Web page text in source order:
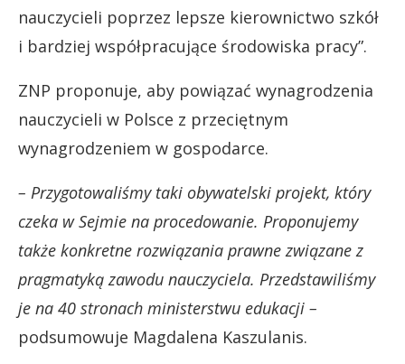
nauczycieli poprzez lepsze kierownictwo szkół
i bardziej współpracujące środowiska pracy”.
ZNP proponuje, aby powiązać wynagrodzenia
nauczycieli w Polsce z przeciętnym
wynagrodzeniem w gospodarce.
– Przygotowaliśmy taki obywatelski projekt, który
czeka w Sejmie na procedowanie. Proponujemy
także konkretne rozwiązania prawne związane z
pragmatyką zawodu nauczyciela. Przedstawiliśmy
je na 40 stronach ministerstwu edukacji –
podsumowuje Magdalena Kaszulanis.